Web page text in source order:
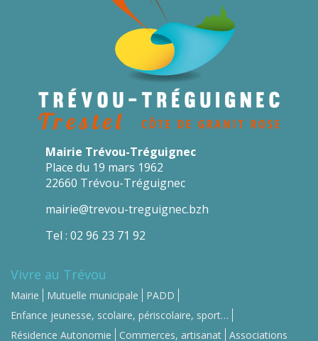
Mairie Trévou-Tréguignec
Place du 19 mars 1962
22660 Trévou-Tréguignec
mairie@trevou-treguignec.bzh
Tel : 02 96 23 71 92
Vivre au Trévou
Mairie Mutuelle municipale
PADD
Enfance jeunesse, scolaire, périscolaire, sport…
Résidence Autonomie
Commerces, artisanat Associations